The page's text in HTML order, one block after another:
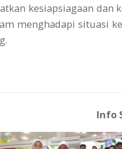
kesiapsiagaan dan
menghadapi situasi
Info